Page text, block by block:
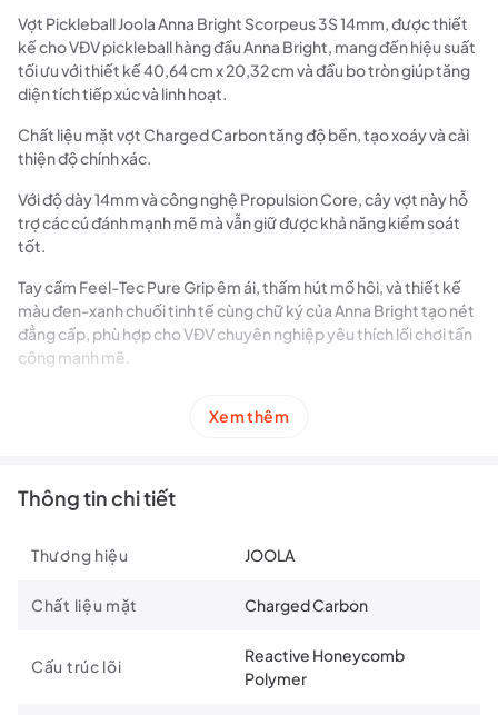
Vợt Pickleball Joola Anna Bright Scorpeus 3S 14mm, được thiết
kế cho VĐV pickleball hàng đầu Anna Bright, mang đến hiệu suất
tối ưu với thiết kế 40,64 cm x 20,32 cm và đầu bo tròn giúp tăng
diện tích tiếp xúc và linh hoạt.
Chất liệu mặt vợt Charged Carbon tăng độ bền, tạo xoáy và cải
thiện độ chính xác.
Với độ dày 14mm và công nghệ Propulsion Core, cây vợt này hỗ
trợ các cú đánh mạnh mẽ mà vẫn giữ được khả năng kiểm soát
tốt.
Tay cầm Feel-Tec Pure Grip êm ái, thấm hút mồ hôi, và thiết kế
màu đen-xanh chuối tinh tế cùng chữ ký của Anna Bright tạo nét
đẳng cấp, phù hợp cho VĐV chuyên nghiệp yêu thích lối chơi tấn
công mạnh mẽ.
Propulsion Core: Lõi đẩy giúp tăng cường sức mạnh trong
được cảm giác tinh tế và khả năng kiểm soát tốt trong các cú
Charged Carbon Surface
: Bề mặt carbon kết hợp chất kết
nhanh nhạy và sức bật lớn hơn.
: Trang bị chip NFC cho phép bạn xác
Xem thêm
Thông tin chi tiết
Thương hiệu JOOLA
Chất liệu mặt Charged Carbon
Cấu trúc lõi
Reactive Honeycomb
Polymer